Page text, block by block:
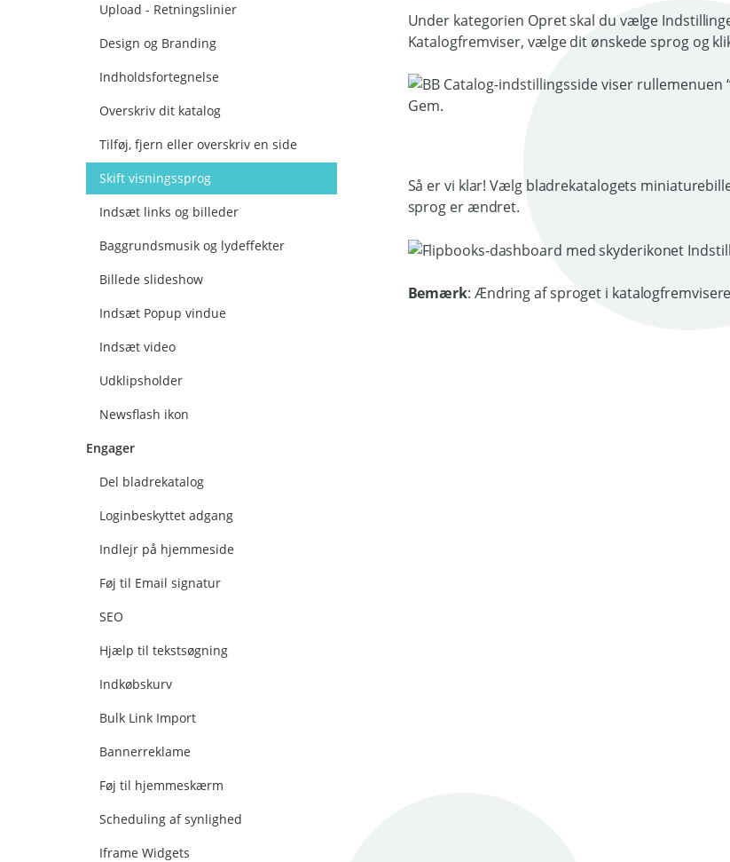
Upload - Retningslinier
Design og Branding
Indholdsfortegnelse
Overskriv dit katalog
Tilføj, fjern eller overskriv en side
Skift visningssprog
Indsæt links og billeder
Baggrundsmusik og lydeffekter
Billede slideshow
Indsæt Popup vindue
Indsæt video
Udklipsholder
Newsflash ikon
Engager
Del bladrekatalog
Loginbeskyttet adgang
Indlejr på hjemmeside
Føj til Email signatur
SEO
Hjælp til tekstsøgning
Indkøbskurv
Bulk Link Import
Bannerreklame
Føj til hjemmeskærm
Scheduling af synlighed
Iframe Widgets
Under kategorien Opret skal du vælge
Katalogfremviser, vælge dit ønskede sprog og
Så er vi klar! Vælg bladrekatalogets
sprog er ændret.
Bemærk: Ændring af sproget i